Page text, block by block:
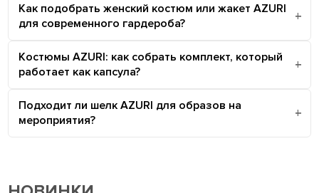
Как подобрать женский костюм или жакет AZURI
для современного гардероба?
Костюмы AZURI: как собрать комплект, который
работает как капсула?
Подходит ли шелк AZURI для образов на
мероприятия?